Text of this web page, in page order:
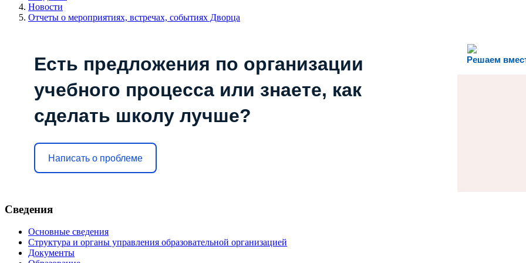
Новости
Отчеты о мероприятиях, встречах, событиях Дворца
Решаем
Есть предложения по организации
учебного процесса или знаете, как
сделать школу лучше?
Написать о проблеме
Сведения
Основные сведения
Структура и органы управления образовательной организацией
Документы